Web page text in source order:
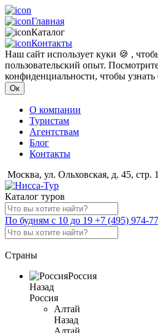
Главная
Каталог
Контакты
Наш сайт использует куки 🍪 ,
пользовательский опыт.
конфиденциальности, чтобы
Ок
О компании
Туристам
Агентствам
Блог
Контакты
Москва, ул. Ольховская, д. 45, стр. 1
Каталог туров
По будням с 10 до 19 +7 (495) 974-
Страны
Россия
Назад
Россия
Алтай
Назад
Алтай